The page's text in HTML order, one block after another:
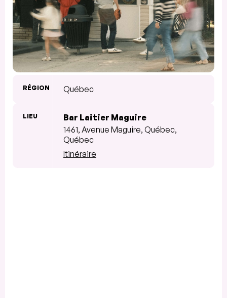
RÉGION Québec
LIEU
Bar Laitier Maguire
1461, Avenue Maguire, Québec,
Québec
Itinéraire